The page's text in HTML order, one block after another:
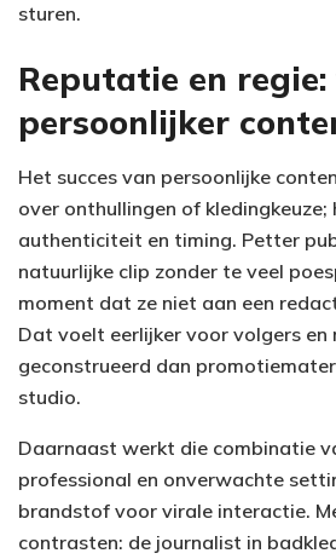
sturen.
Reputatie en
persoonlijker
Het succes van persoonlijke
over onthullingen of
authenticiteit en timing. Petter
natuurlijke clip zonder te veel
moment dat ze niet aan een
Dat voelt eerlijker voor volgers en
geconstrueerd dan
studio.
Daarnaast werkt die combinatie
professional en onverwachte
brandstof voor virale interactie.
contrasten: de journalist in